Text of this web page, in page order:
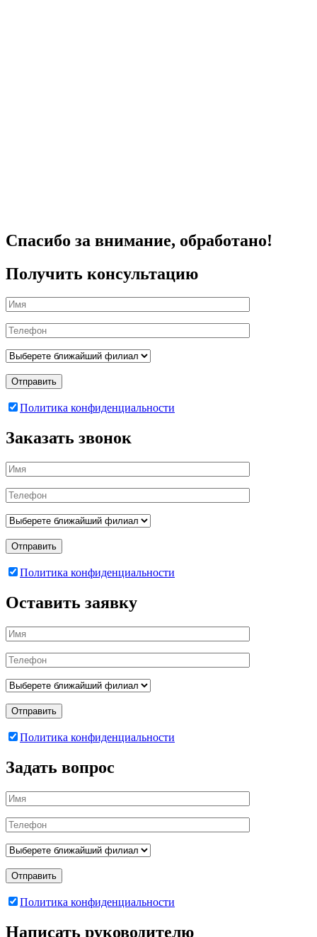
Спасибо за внимание, обработано!
Получить консультацию
Отправить
Политика конфиденциальности
Заказать звонок
Отправить
Политика конфиденциальности
Оставить заявку
Отправить
Политика конфиденциальности
Задать вопрос
Отправить
Политика конфиденциальности
Написать руководителю